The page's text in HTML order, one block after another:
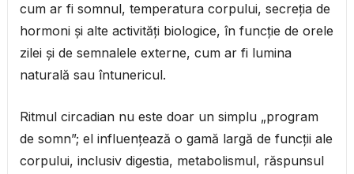
cum ar fi somnul, temperatura corpului, secreția de
hormoni și alte activități biologice, în funcție de orele
zilei și de semnalele externe, cum ar fi lumina
naturală sau întunericul.
Ritmul circadian nu este doar un simplu „program
de somn”; el influențează o gamă largă de funcții ale
corpului, inclusiv digestia, metabolismul, răspunsul